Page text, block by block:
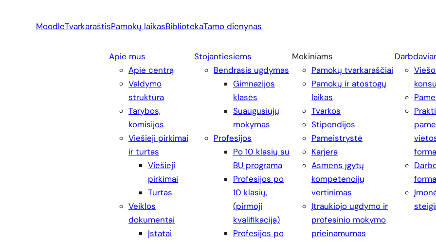
MoodleTvarkaraštisPamokų laikasBibliotekaTamo dienynas
Apie mus
Apie centrą
Valdymo
struktūra
Tarybos,
komisijos
Viešieji pirkimai
ir turtas
Viešieji
pirkimai
Turtas
Veiklos
dokumentai
Įstatai
Stojantiesiems
Bendrasis ugdymas
Gimnazijos
klasės
Suaugusiųjų
mokymas
Profesijos
Po 10 klasių su
BU programa
Profesijos po
10 klasių,
(pirmoji
kvalifikacija)
Profesijos po
Mokiniams
Pamokų tvarkaraščiai
Pamokų ir atostogų
laikas
Tvarkos
Stipendijos
Pameistrystė
Karjera
Asmens įgytų
kompetencijų
vertinimas
Įtraukiojo ugdymo ir
profesinio mokymo
prieinamumas
forma
forma